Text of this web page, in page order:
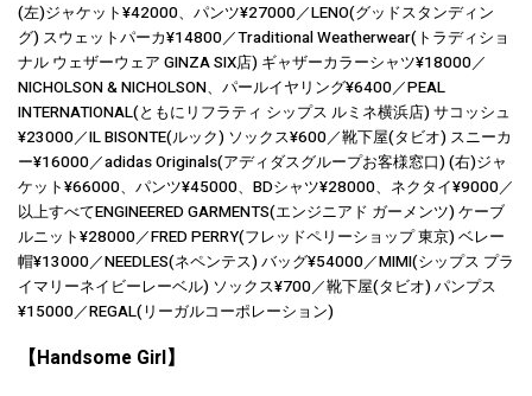
(左)ジャケット¥42000、パンツ¥27000／LENO(グッドスタンディン
グ) スウェットパーカ¥14800／Traditional Weatherwear(トラディショ
ナル ウェザーウェア GINZA SIX店) ギャザーカラーシャツ¥18000／
NICHOLSON & NICHOLSON、パールイヤリング¥6400／PEAL
INTERNATIONAL(ともにリフラティ シップス ルミネ横浜店) サコッシュ
¥23000／IL BISONTE(ルック) ソックス¥600／靴下屋(タビオ) スニーカ
ー¥16000／adidas Originals(アディダスグループお客様窓口) (右)ジャ
ケット¥66000、パンツ¥45000、BDシャツ¥28000、ネクタイ¥9000／
以上すべてENGINEERED GARMENTS(エンジニアド ガーメンツ) ケーブ
ルニット¥28000／FRED PERRY(フレッドペリーショップ 東京) ベレー
帽¥13000／NEEDLES(ネペンテス) バッグ¥54000／MIMI(シップス プラ
イマリーネイビーレーベル) ソックス¥700／靴下屋(タビオ) パンプス
¥15000／REGAL(リーガルコーポレーション)
【Handsome Girl】